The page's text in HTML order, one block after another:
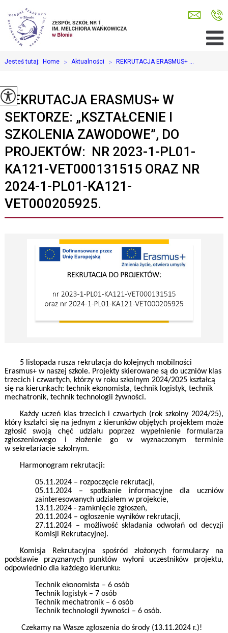
Jesteś tutaj: Home > Aktualności > REKRUTACJA ERASMUS+ ...
REKRUTACJA ERASMUS+ W
SEKTORZE: „KSZTAŁCENIE I
SZKOLENIA ZAWODOWE”, DO
PROJEKTÓW: NR 2023-1-PL01-
KA121-VET000131515 ORAZ NR
2024-1-PL01-KA121-
VET000205925.
5 listopada rusza rekrutacja do kolejnych mobilności
Erasmus+ w naszej szkole. Projekty skierowane są do uczniów klas
trzecich i czwartych, którzy w roku szkolnym 2024/2025 kształcą
się na kierunkach: technik ekonomista, technik logistyk, technik
mechatronik, technik technologii żywności.
Każdy uczeń klas trzecich i czwartych (rok szkolny 2024/25),
który kształci się na jednym z kierunków objętych projektem może
zgłosić swoją chęć udziału poprzez wypełnienie formularza
zgłoszeniowego i złożenie go w wyznaczonym terminie
w sekretariacie szkolnym.
Harmonogram rekrutacji:
05.11.2024 – rozpoczęcie rekrutacji,
05.11.2024 – spotkanie informacyjne dla uczniów
zainteresowanych udziałem w projekcie,
13.11.2024 - zamknięcie zgłoszeń,
20.11.2024 – ogłoszenie wyników rekrutacji,
27.11.2024 – możliwość składania odwołań od decyzji
Komisji Rekrutacyjnej.
Komisja Rekrutacyjna spośród złożonych formularzy na
podstawie przyznanych punktów wyłoni uczestników projektu,
odpowiednio dla każdego kierunku:
Technik ekonomista – 6 osób
Technik logistyk – 7 osób
Technik mechatronik – 6 osób
Technik technologii żywności – 6 osób.
Czekamy na Wasze zgłoszenia do środy (13.11.2024 r.)!